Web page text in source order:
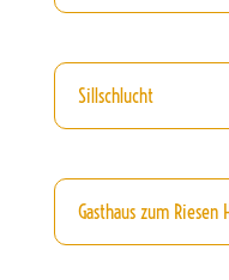
Sillschlucht
Gasthaus zum Riesen